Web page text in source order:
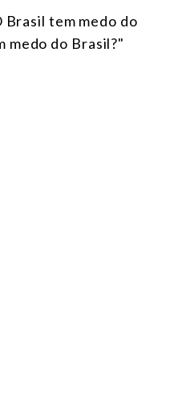
tem medo do
medo do Brasil?"